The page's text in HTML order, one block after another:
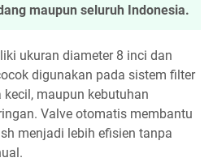
maupun seluruh Indonesia.
ukuran diameter 8 inci dan
digunakan pada sistem filter
maupun kebutuhan
Valve otomatis membantu
menjadi lebih efisien tanpa